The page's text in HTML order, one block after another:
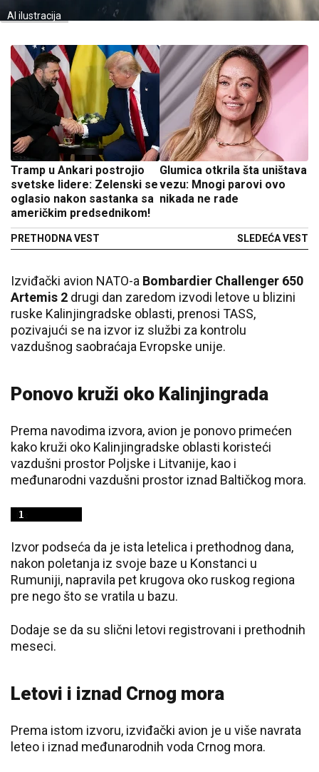
AI ilustracija
Tramp u Ankari postrojio
svetske lidere: Zelenski se
oglasio nakon sastanka sa
američkim predsednikom!
PRETHODNA VEST
Glumica otkrila šta uništava
vezu: Mnogi parovi ovo
nikada ne rade
SLEDEĆA VEST
Izviđački avion NATO-a Bombardier Challenger 650
Artemis 2 drugi dan zaredom izvodi letove u blizini
ruske Kalinjingradske oblasti, prenosi TASS,
pozivajući se na izvor iz službi za kontrolu
vazdušnog saobraćaja Evropske unije.
Ponovo kruži oko Kalinjingrada
Prema navodima izvora, avion je ponovo primećen
kako kruži oko Kalinjingradske oblasti koristeći
vazdušni prostor Poljske i Litvanije, kao i
međunarodni vazdušni prostor iznad Baltičkog mora.
Izvor podseća da je ista letelica i prethodnog dana,
nakon poletanja iz svoje baze u Konstanci u
Rumuniji, napravila pet krugova oko ruskog regiona
pre nego što se vratila u bazu.
Dodaje se da su slični letovi registrovani i prethodnih
meseci.
Letovi i iznad Crnog mora
Prema istom izvoru, izviđački avion je u više navrata
leteo i iznad međunarodnih voda Crnog mora.